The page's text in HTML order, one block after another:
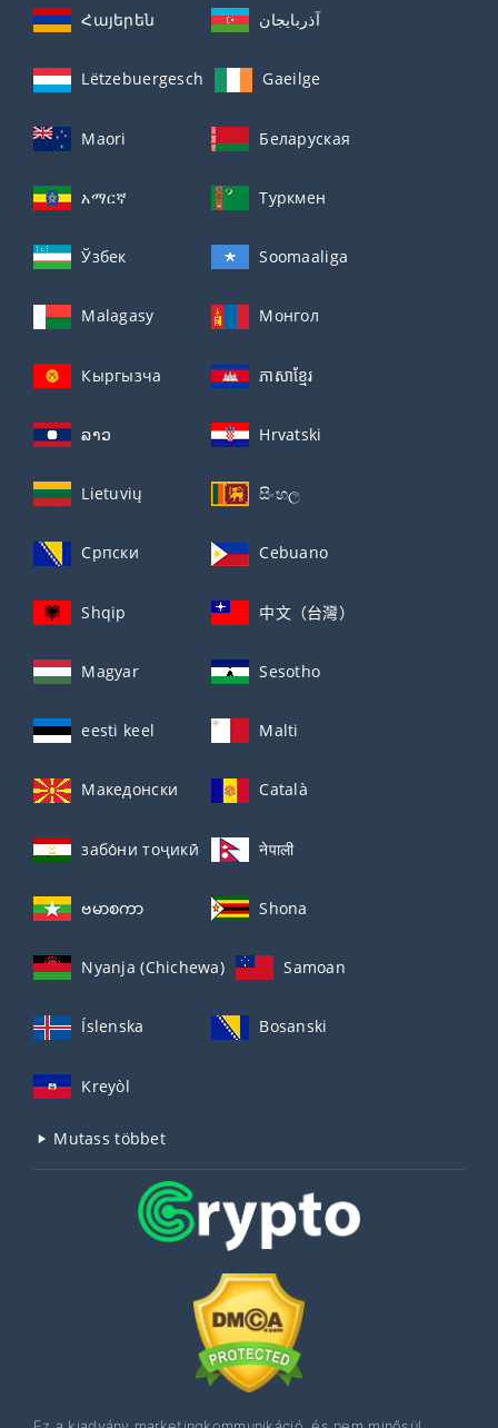
Հայերեն آذربايجان
Lëtzebuergesch Gaeilge
Maori Беларуская
አማርኛ Туркмен
Ўзбек Soomaaliga
Malagasy Монгол
Кыргызча ភាសាខ្មែរ
ລາວ Hrvatski
Lietuvių සිංහල
Српски Cebuano
Shqip 中文（台灣）
Magyar Sesotho
eesti keel Malti
Македонски Català
забо́ни тоҷикӣ́ नेपाली
ဗမာစကာ Shona
Nyanja (Chichewa) Samoan
Íslenska Bosanski
Kreyòl
Mutass többet